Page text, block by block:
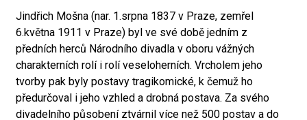
Jindřich Mošna (nar. 1.srpna 1837 v Praze, zemřel
6.května 1911 v Praze) byl ve své době jedním z
předních herců Národního divadla v oboru vážných
charakterních rolí i rolí veseloherních. Vrcholem jeho
tvorby pak byly postavy tragikomické, k čemuž ho
předurčoval i jeho vzhled a drobná postava. Za svého
divadelního působení ztvárnil více než 500 postav a do